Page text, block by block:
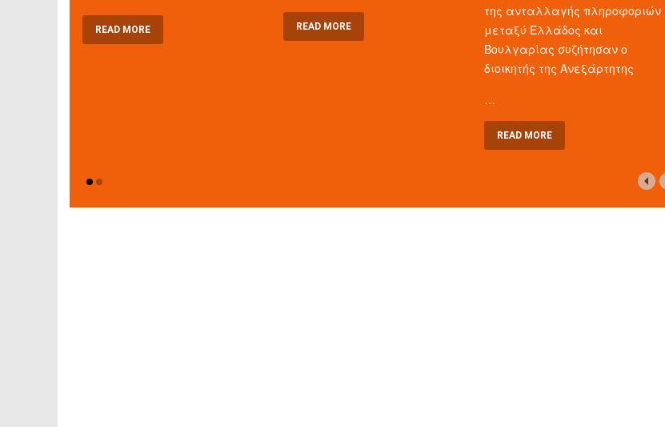
READ MORE READ MORE
της ανταλλαγής πληροφοριών
μεταξύ Ελλάδος και
Βουλγαρίας συζήτησαν ο
διοικητής της Ανεξάρτητης
…
READ MORE